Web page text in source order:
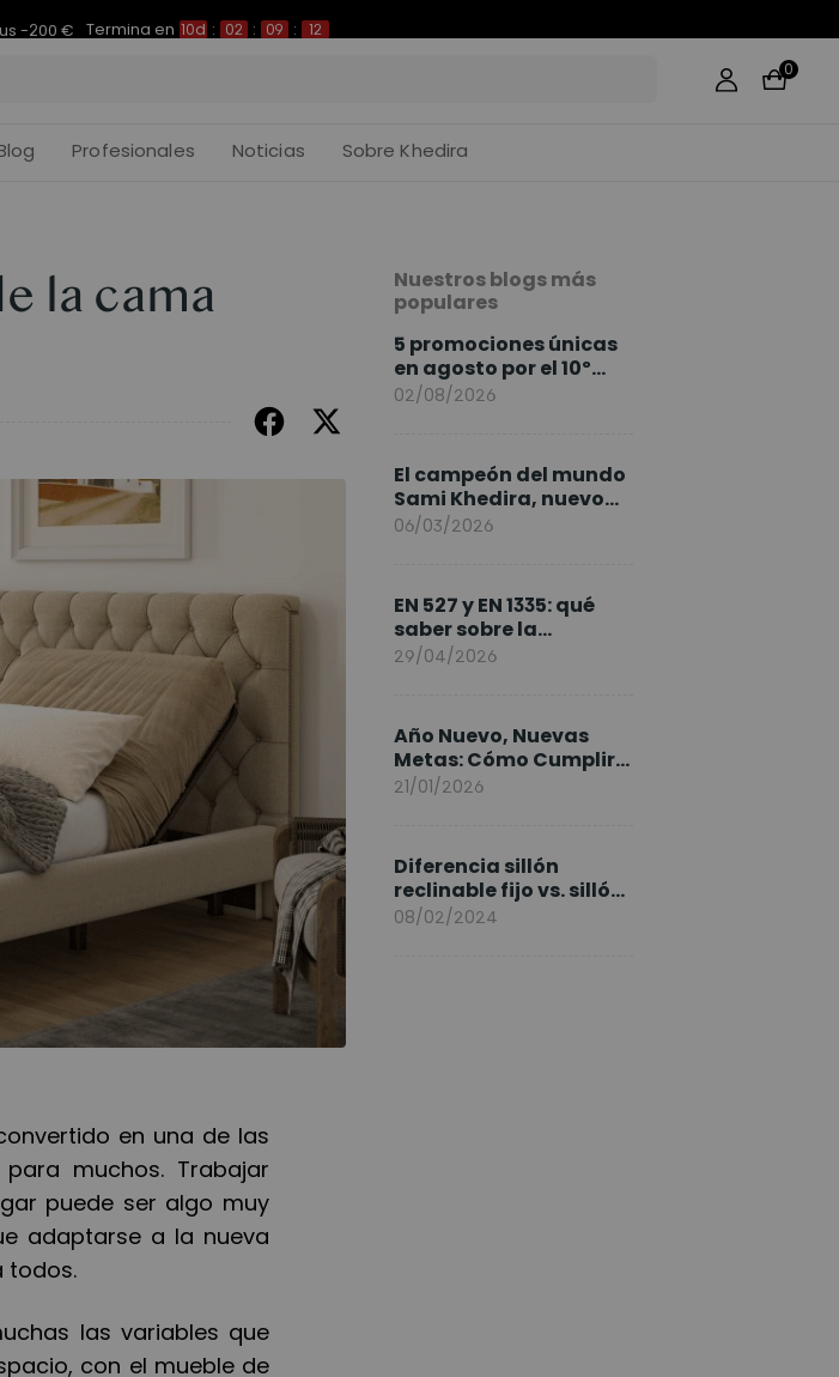
-200 € Termina en 10d 02 09 11
0
Profesionales Noticias Sobre Khedira
la cama
en una de las
muchos. Trabajar
puede ser algo muy
adaptarse a la nueva
todos.
las variables que
con el mueble de
Nuestros blogs más
populares
5 promociones únicas
en agosto por el 10º
Aniversario de
02/08/2026
El campeón del mundo
Sami Khedira, nuevo
embajador de
06/03/2026
EN 527 y EN 1335: qué
saber sobre la
normativa de los
29/04/2026
Año Nuevo, Nuevas
Metas: Cómo Cumplir
tus Objetivos Fitness
21/01/2026
Diferencia sillón
reclinable fijo vs. sillón
elevable
08/02/2024